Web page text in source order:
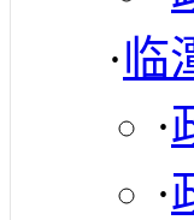
·临
·
·